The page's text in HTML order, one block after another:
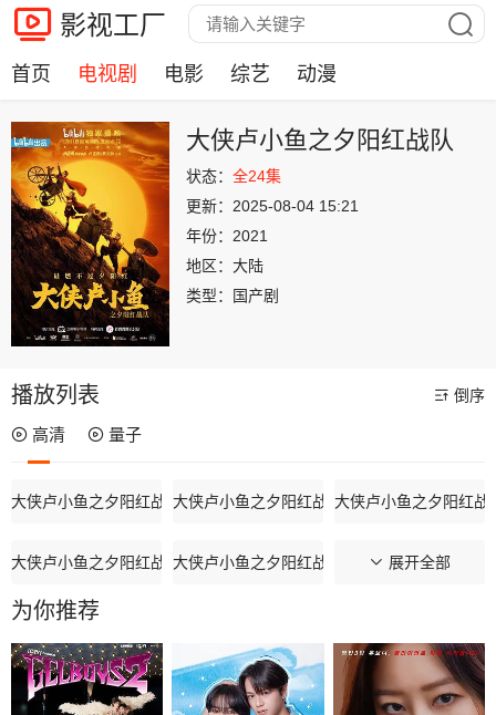
影视工厂
首页 电视剧 电影 综艺 动漫
大侠卢小鱼之夕阳红战队
状态： 全24集
更新： 2025-08-04 15:21
年份： 2021
地区： 大陆
类型：
国产剧
播放列表 倒序
高清 量子
大侠卢小鱼之夕阳红战队第24集大侠卢小鱼之夕阳红战队第23集大侠卢小鱼之夕阳红战
大侠卢小鱼之夕阳红战队第21集大侠卢小鱼之夕阳红战队第20集大侠卢小鱼之夕阳红
大侠卢小鱼之夕阳红战队第18集
大侠卢小鱼之夕阳红战队第15集大侠卢小鱼之夕阳红战队第14集大侠卢小鱼之夕阳红
展开全部
为你推荐